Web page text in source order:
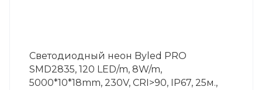
Светодиодный неон Byled PRO
SMD2835, 120 LED/m, 8W/m,
5000*10*18mm, 230V, СRI>90, IP67, 25м.,